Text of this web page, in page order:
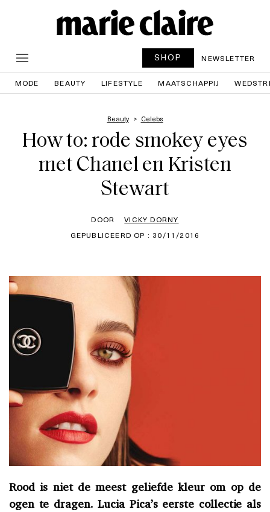
SHOP NEWSLETTER
MODE BEAUTY LIFESTYLE MAATSCHAPPIJ
Beauty Celebs
How to: rode smokey eyes
met Chanel en Kristen
Stewart
DOOR
VICKY DORNY
GEPUBLICEERD OP : 30/11/2016
Rood is niet de meest geliefde kleur om op de
ogen te dragen. Lucia Pica’s eerste collectie als